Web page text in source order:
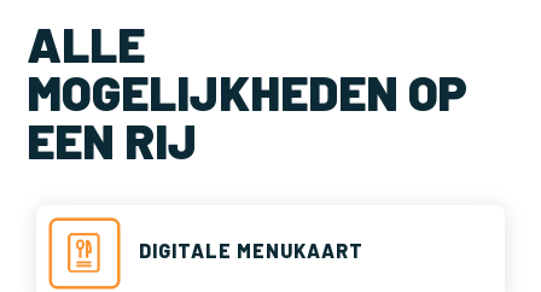
ALLE
MOGELIJKHEDEN OP
EEN RIJ
DIGITALE MENUKAART